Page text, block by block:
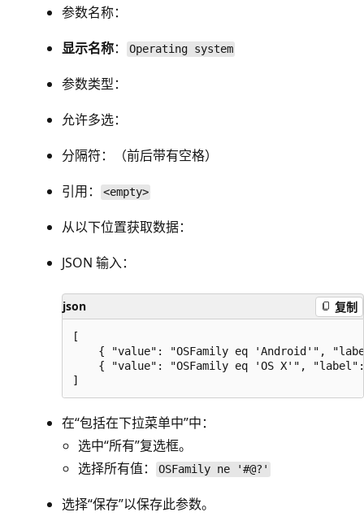
参数名称：
显示名称： Operating system
参数类型：
允许多选：
分隔符：
（前后带有空格）
引用： <empty>
从以下位置获取数据：
JSON 输入：
json 复制
[
{ "value": "OSFamily eq 'Android'",
{ "value": "OSFamily eq 'OS X'",
在“包括在下拉菜单中”中：
选中“所有”复选框。
选择所有值： OSFamily ne '#@?'
选择“保存”以保存此参数。